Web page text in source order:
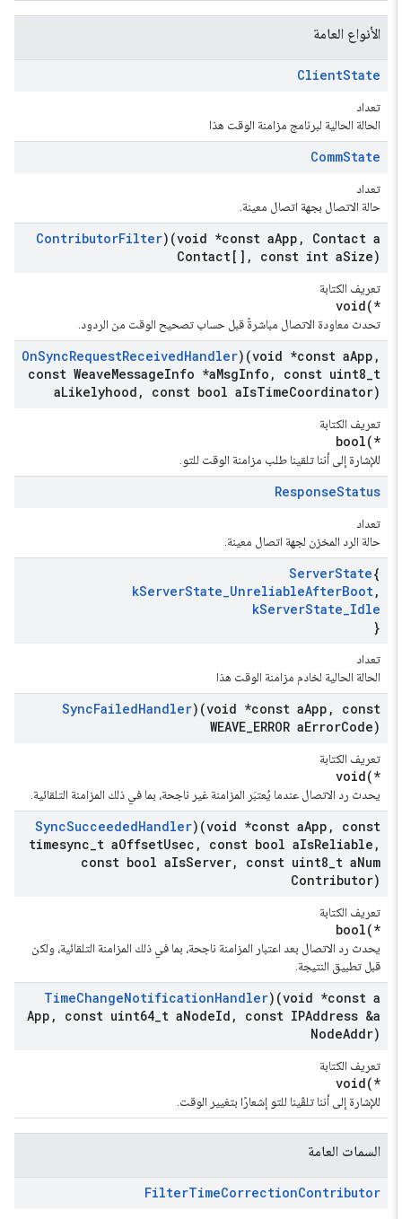
الأنواع العامة
ClientState
تعداد
الحالة الحالية لبرنامج مزامنة الوقت هذا
CommState
تعداد
حالة الاتصال بجهة اتصال معينة.
ContributorFilter )(void *const aApp
Contact a
Contact[]
const int aSize)
تعريف الكتابة
void(*
تحدث معاودة الاتصال مباشرةً قبل حساب تصحيح الوقت من الردود.
OnSyncRequestReceivedHandler )(void *const aApp
const WeaveMessageInfo *aMsgInfo const uint8 _
aLikelyhood const bool aIsTimeCoordinator)
تعريف الكتابة
bool(*
للإشارة إلى أننا تلقينا طلب مزامنة الوقت للتو.
ResponseStatus
تعداد
حالة الرد المخزن لجهة اتصال معينة.
ServerState
kServerState_UnreliableAfterBoot
kServerState_Idle
تعداد
الحالة الحالية لخادم مزامنة الوقت هذا
SyncFailedHandler )(void *const aApp
const
WEAVE _ERROR aErrorCode)
تعريف الكتابة
void(*
يحدث رد الاتصال عندما يُعتبَر المزامنة غير ناجحة، بما في ذلك المزامنة التلقائية.
SyncSucceededHandler )(void *const aApp
const
timesync _ t aOffsetUsec const bool aIsReliable
const bool aIsServer const uint8 _ t aNum
Contributor)
تعريف الكتابة
bool(*
يحدث رد الاتصال بعد اعتبار المزامنة ناجحة، بما في ذلك المزامنة التلقائية، ولكن
قبل تطبيق النتيجة.
TimeChangeNotificationHandler )(void *const a
App
const uint64 _ t aNodeId
const IPAddress &a
NodeAddr)
تعريف الكتابة
void(*
للإشارة إلى أننا تلقّينا للتو إشعارًا بتغيير الوقت.
السمات العامة
FilterTimeCorrectionContributor